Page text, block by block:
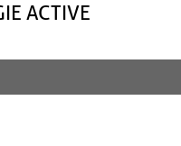
ACTIVE